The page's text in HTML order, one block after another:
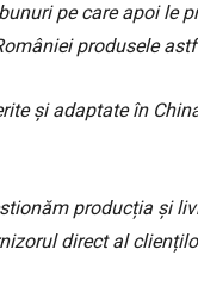
pe care apoi le
produsele
și adaptate în
producția și
direct al